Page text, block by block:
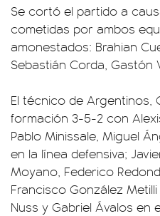
Se cortó el partido a
cometidas por ambos
amonestados: Brahian
Sebastián Corda,
El técnico de Argentinos,
formación 3-5-2 con
Pablo Minissale, Miguel
en la línea defensiva;
Moyano, Federico
Francisco González
Nuss y Gabriel Ávalos en